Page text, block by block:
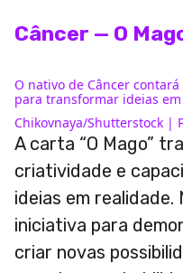
Câncer — O
O nativo de Câncer
para transformar ideias
Chikovnaya/Shutterstock |
A carta “O Mago”
criatividade e
ideias em realidade.
iniciativa para
criar novas